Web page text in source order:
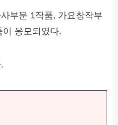
부문 1작품, 가요창작부
응모되였다.